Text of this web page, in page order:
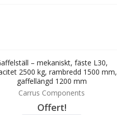
– mekaniskt, fäste L30,
2500 kg, rambredd 1500 mm,
gaffellängd 1200 mm
Carrus Components
Offert!